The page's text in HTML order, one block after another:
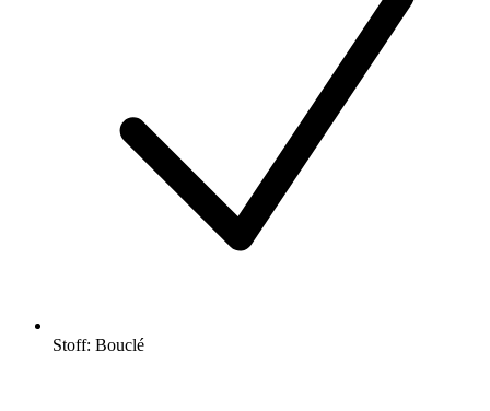
Stoff: Bouclé